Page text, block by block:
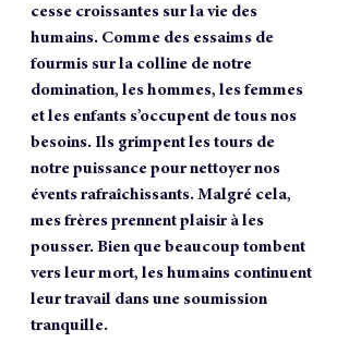
cesse croissantes sur la vie des
humains. Comme des essaims de
fourmis sur la colline de notre
domination, les hommes, les femmes
et les enfants s’occupent de tous nos
besoins. Ils grimpent les tours de
notre puissance pour nettoyer nos
évents rafraîchissants. Malgré cela,
mes frères prennent plaisir à les
pousser. Bien que beaucoup tombent
vers leur mort, les humains continuent
leur travail dans une soumission
tranquille.